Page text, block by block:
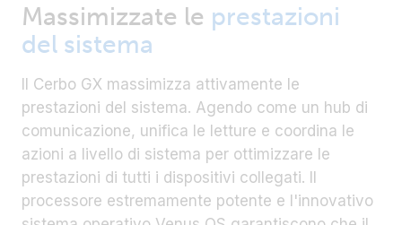
Massimizzate le prestazioni
del sistema
Il Cerbo GX massimizza attivamente le
prestazioni del sistema. Agendo come un hub di
comunicazione, unifica le letture e coordina le
azioni a livello di sistema per ottimizzare le
prestazioni di tutti i dispositivi collegati. Il
processore estremamente potente e l'innovativo